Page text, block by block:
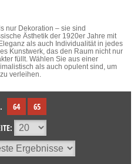
nur Dekoration – sie sind
Ästhetik der 1920er Jahre mit
als auch Individualität in jedes
Kunstwerk, das den Raum nicht nur
füllt. Wählen Sie aus einer
als auch opulent sind, um
verleihen.
64
65